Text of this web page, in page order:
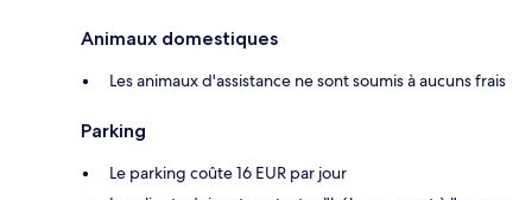
Animaux domestiques
Les animaux d'assistance ne sont soumis à aucuns frais
Parking
Le parking coûte 16 EUR par jour